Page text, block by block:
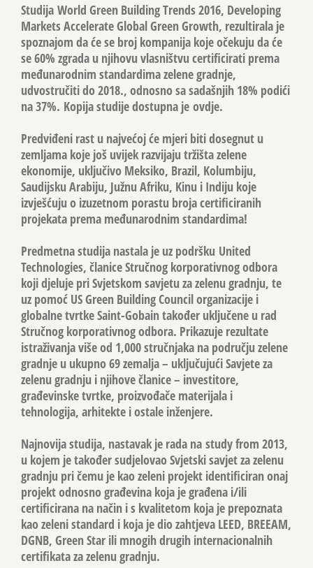
Studija World Green Building Trends 2016, Developing
Markets Accelerate Global Green Growth, rezultirala je
spoznajom da će se broj kompanija koje očekuju da će
se 60% zgrada u njihovu vlasništvu certificirati prema
međunarodnim standardima zelene gradnje,
udvostručiti do 2018., odnosno sa sadašnjih 18% podići
na 37%. Kopija studije dostupna je ovdje.
Predviđeni rast u najvećoj će mjeri biti dosegnut u
zemljama koje još uvijek razvijaju tržišta zelene
ekonomije, uključivo Meksiko, Brazil, Kolumbiju,
Saudijsku Arabiju, Južnu Afriku, Kinu i Indiju koje
izvješćuju o izuzetnom porastu broja certificiranih
projekata prema međunarodnim standardima!
Predmetna studija nastala je uz podršku United
Technologies, članice Stručnog korporativnog odbora
koji djeluje pri Svjetskom savjetu za zelenu gradnju, te
uz pomoć US Green Building Council organizacije i
globalne tvrtke Saint-Gobain također uključene u rad
Stručnog korporativnog odbora. Prikazuje rezultate
istraživanja više od 1,000 stručnjaka na području zelene
gradnje u ukupno 69 zemalja – uključujući Savjete za
zelenu gradnju i njihove članice – investitore,
građevinske tvrtke, proizvođače materijala i
tehnologija, arhitekte i ostale inženjere.
Najnovija studija, nastavak je rada na study from 2013,
u kojem je također sudjelovao Svjetski savjet za zelenu
gradnju pri čemu je kao zeleni projekt identificiran onaj
projekt odnosno građevina koja je građena i/ili
certificirana na način i s kvalitetom koja je prepoznata
kao zeleni standard i koja je dio zahtjeva LEED, BREEAM,
DGNB, Green Star ili mnogih drugih internacionalnih
certifikata za zelenu gradnju.